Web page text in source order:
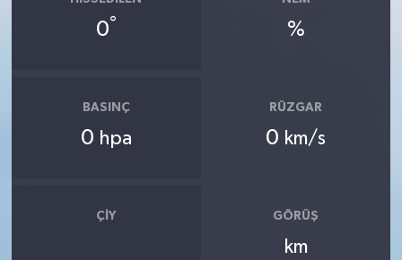
0° %
BASINÇ
0 hpa
RÜZGAR
0 km/s
ÇIY GÖRÜŞ
km